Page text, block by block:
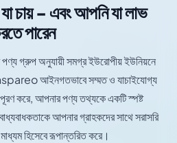
চায় - এবং আপনি যা লাভ
পারেন
পণ্য গ্রুপ অনুযায়ী সমগ্র ইউরোপীয় ইউনিয়নে
আইনগতভাবে সম্মত ও যাচাইযোগ্য
করে, আপনার পণ্য তথ্যকে একটি স্পষ্ট
আপনার গ্রাহকদের সাথে সরাসরি
হিসেবে রূপান্তরিত করে।